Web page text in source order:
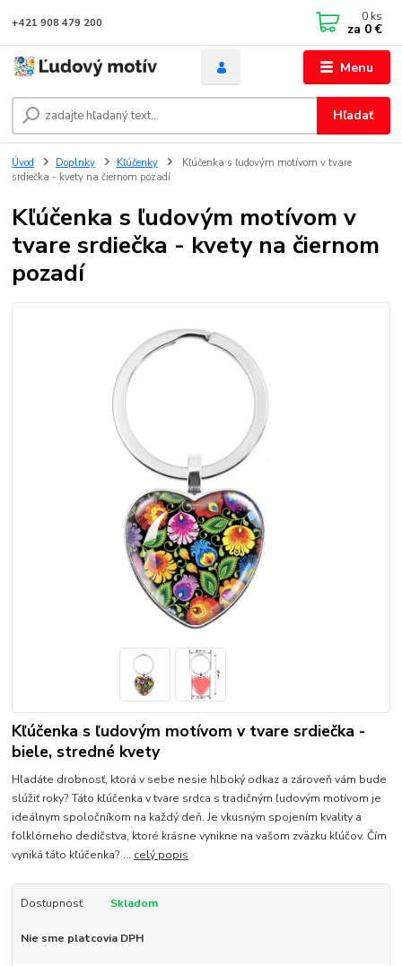
Menu
Hľadať
+421 908 479 200 0 ks
za 0 €
Úvod Doplnky Kľúčenky
Kľúčenka s ľudovým motívom v tvare
srdiečka - kvety na čiernom pozadí
Kľúčenka s ľudovým motívom v
tvare srdiečka - kvety na čiernom
pozadí
Kľúčenka s ľudovým motívom v tvare srdiečka -
biele, stredné kvety
Hľadáte drobnosť, ktorá v sebe nesie hlboký odkaz a zároveň vám bude
slúžiť roky? Táto kľúčenka v tvare srdca s tradičným ľudovým motívom je
ideálnym spoločníkom na každý deň. Je vkusným spojením kvality a
folklórneho dedičstva, ktoré krásne vynikne na vašom zväzku kľúčov. Čím
vyniká táto kľúčenka? ... celý popis
Dostupnosť Skladom
Nie sme platcovia DPH